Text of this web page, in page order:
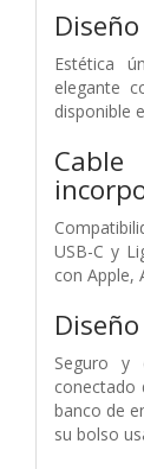
Estética
elegante
disponible
USB-C y
con Apple,
Seguro y
conectado
banco de
su bolso